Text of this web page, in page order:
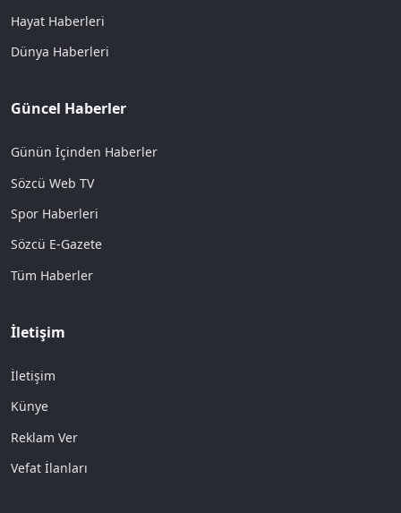
Hayat Haberleri
Dünya Haberleri
Güncel Haberler
Günün İçinden Haberler
Sözcü Web TV
Spor Haberleri
Sözcü E-Gazete
Tüm Haberler
İletişim
İletişim
Künye
Reklam Ver
Vefat İlanları